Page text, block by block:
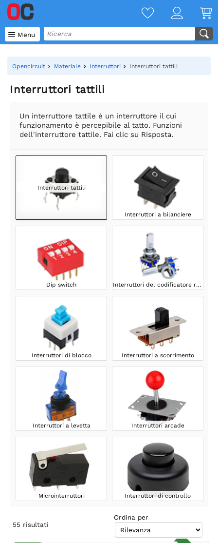
 Menu
Opencircuit Materiale Interruttori Interruttori tattili
Interruttori tattili
Un interruttore tattile è un interruttore il cui
funzionamento è percepibile al tatto. Funzioni
dell'interruttore tattile. Fai clic su Risposta.
Interruttori tattili
Interruttori a bilanciere
Dip switch Interruttori del codificatore rotativo
Interruttori di blocco Interruttori a scorrimento
Interruttori a levetta Interruttori arcade
Microinterruttori Interruttori di controllo
55 risultati
Ordina per